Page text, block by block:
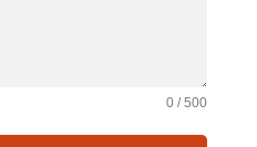
0 / 500